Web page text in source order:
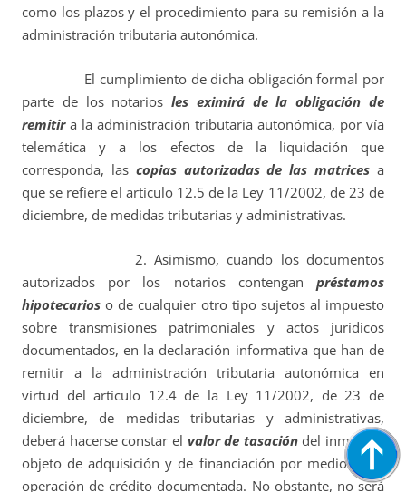
como los plazos y el procedimiento para su remisión a la
administración tributaria autonómica.
El cumplimiento de dicha obligación formal por
parte de los notariosles eximirá de la obligación de
remitira la administración tributaria autonómica, por vía
telemática y a los efectos de la liquidación que
corresponda, las copias autorizadas de las matrices a
que se refiere el artículo 12.5 de la Ley 11/2002, de 23 de
diciembre, de medidas tributarias y administrativas.
2. Asimismo, cuando los documentos
autorizados por los notarios contengan préstamos
hipotecarios o de cualquier otro tipo sujetos al impuesto
sobre transmisiones patrimoniales y actos jurídicos
documentados, en la declaración informativa que han de
remitir a la administración tributaria autonómica en
virtud del artículo 12.4 de la Ley 11/2002, de 23 de
diciembre, de medidas tributarias y administrativas,
deberá hacerse constar el valor de tasacióndel inmueble
objeto de adquisición y de financiación por medio de la
operación de crédito documentada. No obstante, no será